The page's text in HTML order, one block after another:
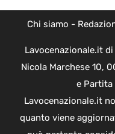
Chi siamo -
Lavocenazionale.it
Nicola Marchese 10,
e Partita
Lavocenazionale.it
quanto viene